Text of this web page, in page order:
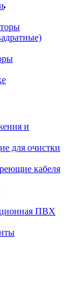
и
для очистки
кабеля
ПВХ